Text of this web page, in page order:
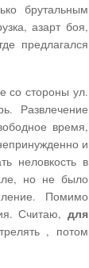
брутальным
азарт боя,
предлагался
со стороны ул.
Развлечение
время,
и
неловкость в
но не было
Помимо
Считаю, для
, потом